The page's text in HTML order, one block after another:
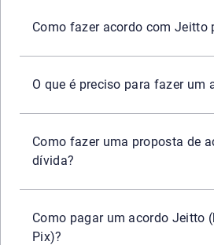
Como fazer acordo com Jeitto
Também é possível fazer
O que é preciso para fazer um
Como fazer uma proposta de
dívida?
Na Serasa, as propostas
Como pagar um acordo Jeitto
Pix)?